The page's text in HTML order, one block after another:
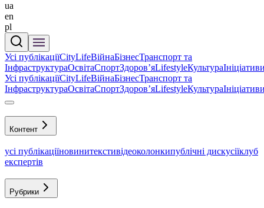
ua
en
pl
Усі публікаціїCityLifeВійнаБізнесТранспорт та
ІнфраструктураОсвітаСпортЗдоровʼяLifestyleКультура
Усі публікаціїCityLifeВійнаБізнесТранспорт та
ІнфраструктураОсвітаСпортЗдоровʼяLifestyleКультура
Контент
усі публікаціїновинитекстивідеоколонкипублічні дискусіїклуб
експертів
Рубрики